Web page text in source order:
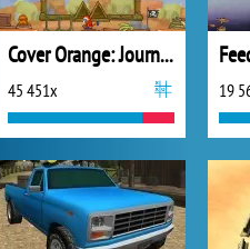
Cover Orange: Journey Pirates
45 451x 19